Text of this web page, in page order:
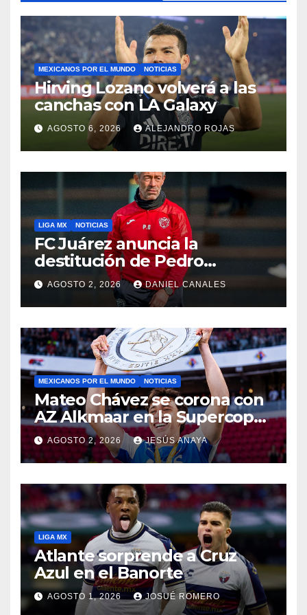
MEXICANOS POR EL MUNDO NOTICIAS
Hirving Lozano volverá a las
canchas con LA Galaxy
AGOSTO 6, 2026 ALEJANDRO ROJAS
LIGA MX NOTICIAS
FC Juárez anuncia la
destitución de Pedro
Caixinha
AGOSTO 2, 2026 DANIEL CANALES
MEXICANOS POR EL MUNDO NOTICIAS
Mateo Chávez se corona con
AZ Alkmaar en la Supercopa
de Países Bajos
AGOSTO 2, 2026 JESÚS ANAYA
LIGA MX
Atlante sorprende a Cruz
Azul en el Banorte
AGOSTO 1, 2026 JOSUÉ ROMERO